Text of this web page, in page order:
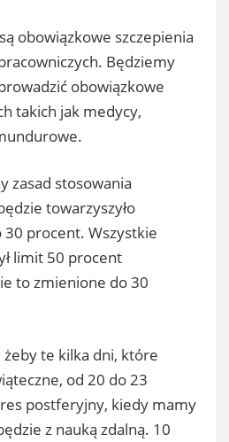
obowiązkowe szczepienia
Będziemy
obowiązkowe
takich jak medycy,
zasad stosowania
towarzyszyło
procent. Wszystkie
limit 50 procent
to zmienione do 30
te kilka dni, które
od 20 do 23
postferyjny, kiedy mamy
z nauką zdalną. 10